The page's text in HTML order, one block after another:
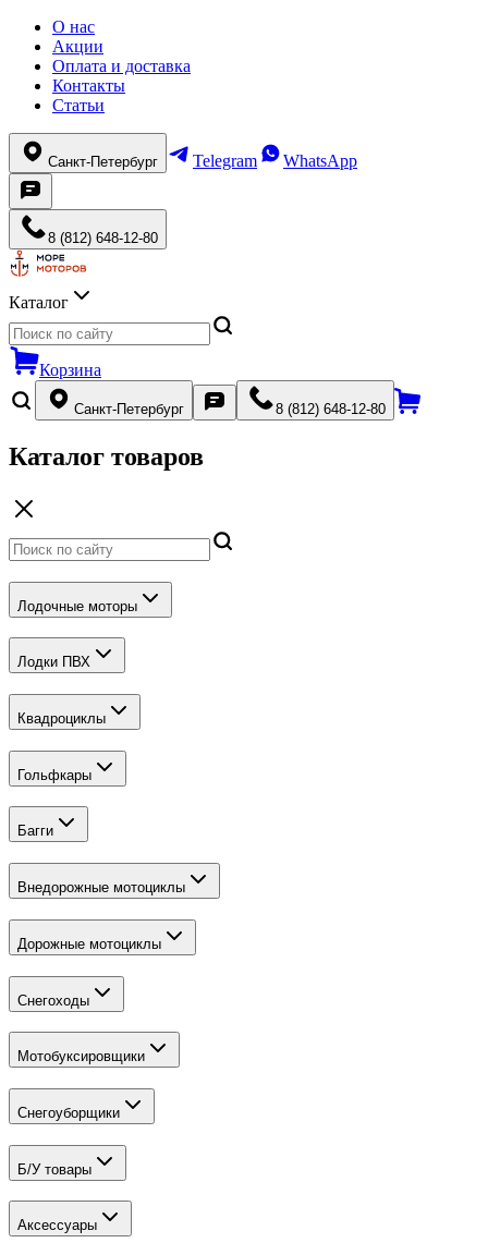
О нас
Акции
Оплата и доставка
Контакты
Статьи
Санкт-Петербург Telegram WhatsApp
8 (812) 648-12-80
Каталог
Корзина
Санкт-Петербург 8 (812) 648-12-80
Каталог товаров
Лодочные моторы
Лодки ПВХ
Квадроциклы
Гольфкары
Багги
Внедорожные мотоциклы
Дорожные мотоциклы
Снегоходы
Мотобуксировщики
Снегоуборщики
Б/У товары
Аксессуары